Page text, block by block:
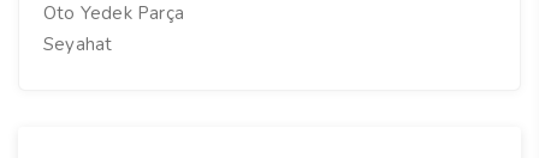
Oto Yedek Parça
Seyahat